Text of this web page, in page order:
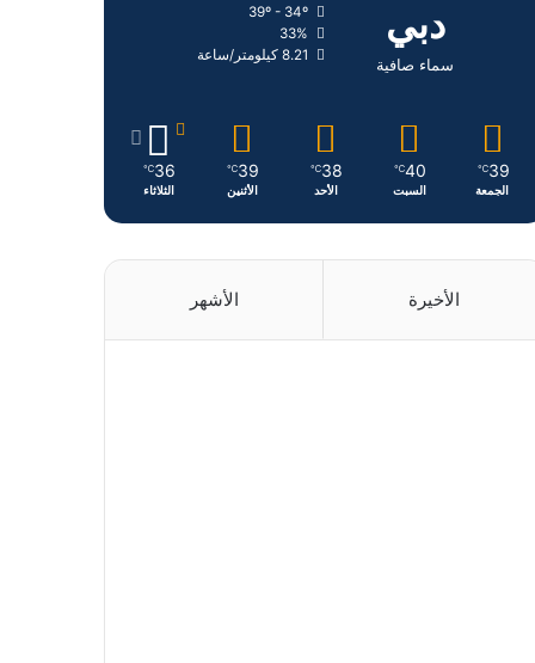
ن
م
دبي
سماء صافية
33%
8.21 كيلومتر/ساعة
39
℃
الجمعة
40
℃
السبت
38
℃
الأحد
39
℃
الأثنين
36
℃
الثلاثاء
الأخيرة الأشهر